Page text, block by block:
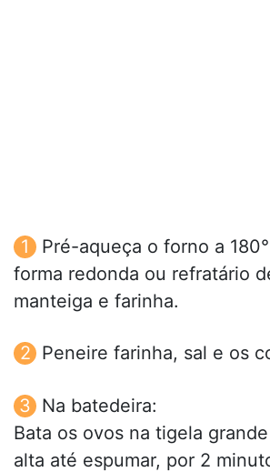
Pré-aqueça o forno a
forma redonda ou refratário
manteiga e farinha.
Peneire farinha, sal e os
Na batedeira:
Bata os ovos na tigela
alta até espumar, por 2